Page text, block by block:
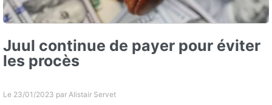
Juul continue de payer pour éviter
les procès
Le 23/01/2023 par Alistair Servet